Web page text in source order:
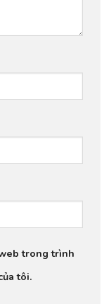
trong trình
tôi.